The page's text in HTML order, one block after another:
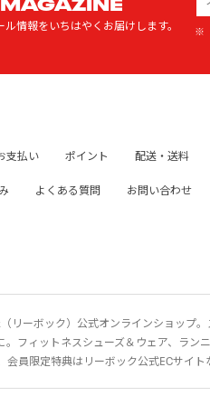
情報をいちはやくお届けします。 ※
支払い ポイント 配送・送料
よくある質問 お問い合わせ
リーボック）公式オンラインショップ
。フィットネスシューズ＆ウェア、ラ
会員限定特典はリーボック公式ECサイト